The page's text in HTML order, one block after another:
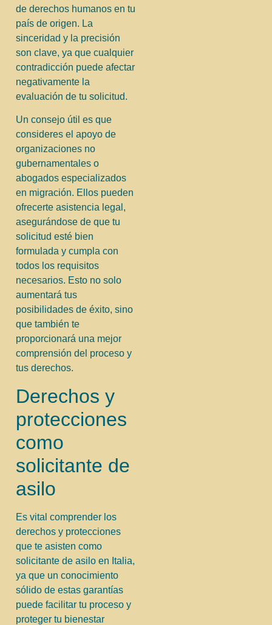
de derechos humanos en tu
país de origen. La
sinceridad y la precisión
son clave, ya que cualquier
contradicción puede afectar
negativamente la
evaluación de tu solicitud.
Un consejo útil es que
consideres el apoyo de
organizaciones no
gubernamentales o
abogados especializados
en migración. Ellos pueden
ofrecerte asistencia legal,
asegurándose de que tu
solicitud esté bien
formulada y cumpla con
todos los requisitos
necesarios. Esto no solo
aumentará tus
posibilidades de éxito, sino
que también te
proporcionará una mejor
comprensión del proceso y
tus derechos.
Derechos y
protecciones
como
solicitante de
asilo
Es vital comprender los
derechos y protecciones
que te asisten como
solicitante de asilo en Italia,
ya que un conocimiento
sólido de estas garantías
puede facilitar tu proceso y
proteger tu bienestar